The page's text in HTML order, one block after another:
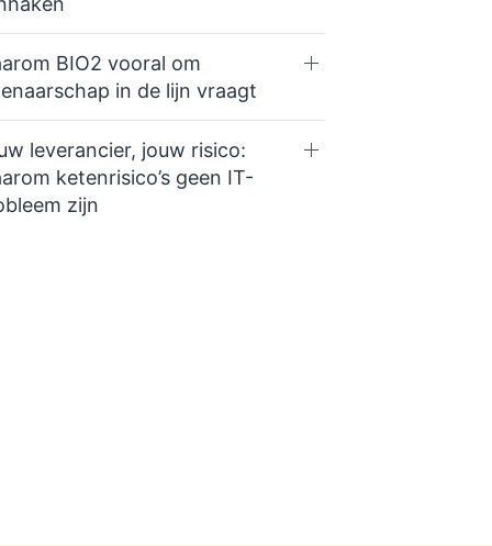
BIO2 vooral om
in de lijn vraagt
leverancier, jouw risico:
ketenrisico’s geen IT-
zijn